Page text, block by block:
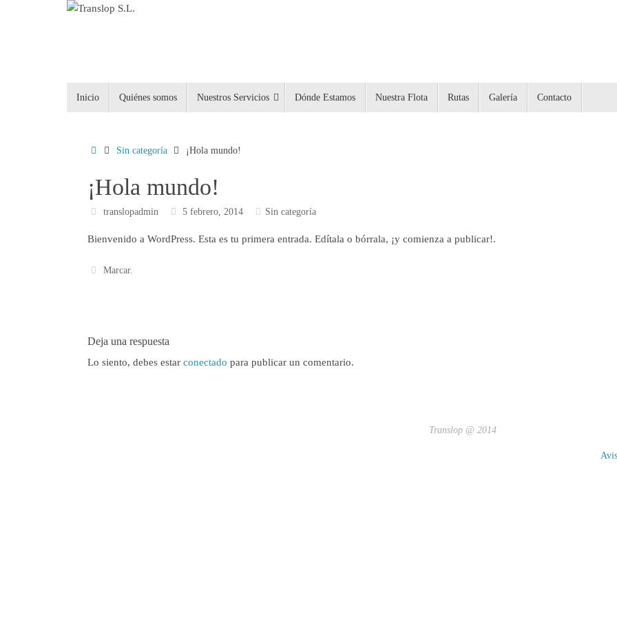
Inicio Quiénes somos Nuestros Servicios Dónde Estamos Nuestra Flota Rutas Galería Contacto
InicioSin categoría ¡Hola mundo!
¡Hola mundo!
translopadmin 5 febrero, 2014 Sin categoría
Bienvenido a WordPress. Esta es tu primera entrada. Edítala o bórrala, ¡y comienza a publicar!.
Marcar.
Deja una respuesta
Lo siento, debes estar conectado para publicar un comentario.
Translop @ 2014